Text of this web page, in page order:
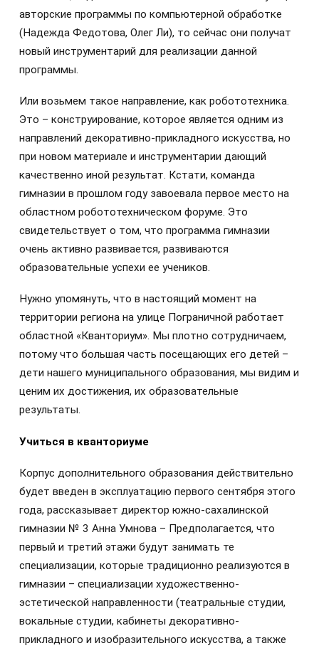
авторские программы по компьютерной обработке
(Надежда Федотова, Олег Ли), то сейчас они получат
новый инструментарий для реализации данной
программы.
Или возьмем такое направление, как робототехника.
Это – конструирование, которое является одним из
направлений декоративно-прикладного искусства, но
при новом материале и инструментарии дающий
качественно иной результат. Кстати, команда
гимназии в прошлом году завоевала первое место на
областном робототехническом форуме. Это
свидетельствует о том, что программа гимназии
очень активно развивается, развиваются
образовательные успехи ее учеников.
Нужно упомянуть, что в настоящий момент на
территории региона на улице Пограничной работает
областной «Кванториум». Мы плотно сотрудничаем,
потому что большая часть посещающих его детей –
дети нашего муниципального образования, мы видим и
ценим их достижения, их образовательные
результаты.
Учиться в кванториуме
Корпус дополнительного образования действительно
будет введен в эксплуатацию первого сентября этого
года, рассказывает директор южно-сахалинской
гимназии № 3 Анна Умнова – Предполагается, что
первый и третий этажи будут занимать те
специализации, которые традиционно реализуются в
гимназии – специализации художественно-
эстетической направленности (театральные студии,
вокальные студии, кабинеты декоративно-
прикладного и изобразительного искусства, а также